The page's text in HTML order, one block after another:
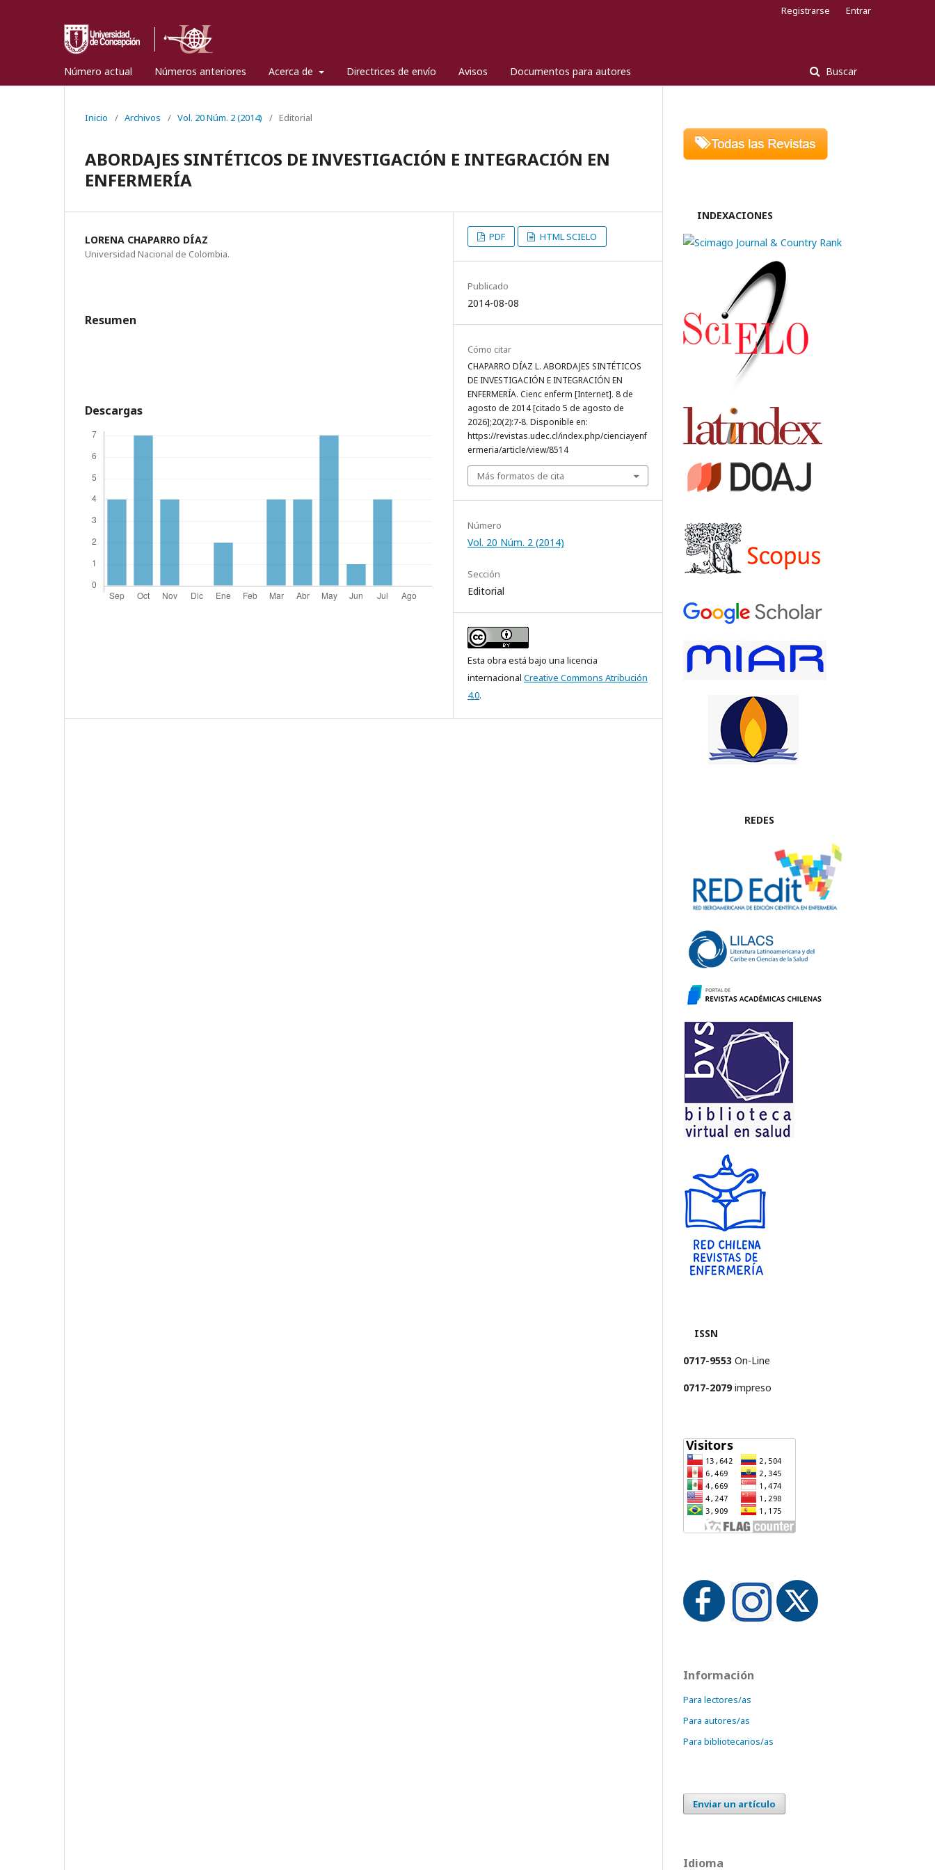
Número actual Números anteriores Acerca de Directrices de envío Avisos Documentos para autores Buscar
Registrarse Entrar
Inicio / Archivos / Vol. 20 Núm. 2 (2014) / Editorial
ABORDAJES SINTÉTICOS DE INVESTIGACIÓN E INTEGRACIÓN EN
ENFERMERÍA
LORENA CHAPARRO DÍAZ
Universidad Nacional de Colombia.
Resumen
Descargas
PDF HTML SCIELO
Publicado
2014-08-08
Cómo citar
CHAPARRO DÍAZ L. ABORDAJES SINTÉTICOS
DE INVESTIGACIÓN E INTEGRACIÓN EN
ENFERMERÍA. Cienc enferm [Internet]. 8 de
agosto de 2014 [citado 5 de agosto de
2026];20(2):7-8. Disponible en:
https://revistas.udec.cl/index.php/cienciayenf
ermeria/article/view/8514
Más formatos de cita
Número
Vol. 20 Núm. 2 (2014)
Sección
Editorial
Esta obra está bajo una licencia
internacional Creative Commons Atribución
4.0.
INDEXACIONES
REDES
ISSN
0717-9553 On-Line
0717-2079impreso
Información
Para lectores/as
Para autores/as
Para bibliotecarios/as
Enviar un artículo
Idioma